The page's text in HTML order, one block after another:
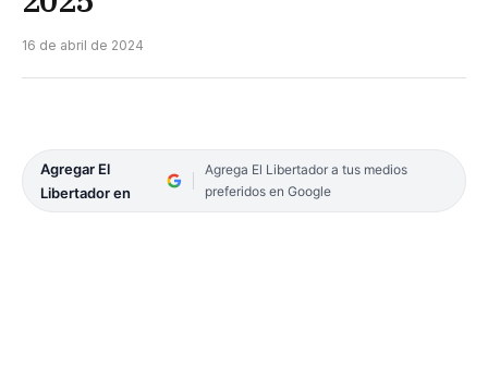
16 de abril de 2024
Agregar El
Libertador en
Agrega El Libertador a tus medios
preferidos en Google